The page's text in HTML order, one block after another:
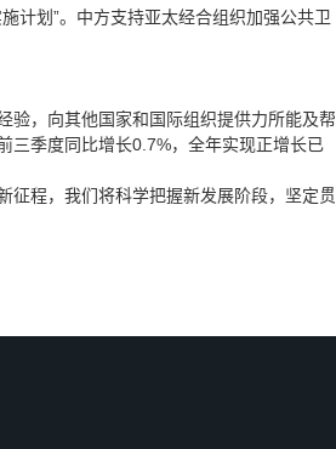
计划”。中方支持亚太经合组织加强公共卫
，向其他国家和国际组织提供力所能及帮
三季度同比增长0.7%，全年实现正增长已
程，我们将科学把握新发展阶段，坚定贯